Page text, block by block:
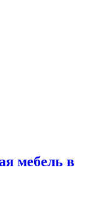
мебель в